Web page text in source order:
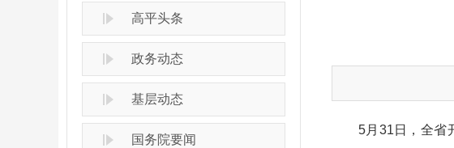
高平头条
政务动态
基层动态
国务院要闻
5月31日，全省开